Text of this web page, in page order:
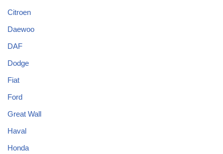
Citroen
Daewoo
DAF
Dodge
Fiat
Ford
Great Wall
Haval
Honda